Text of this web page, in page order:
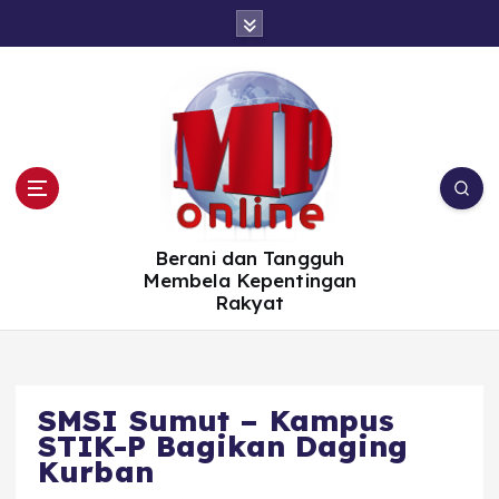
Berani dan Tangguh
Membela Kepentingan
Rakyat
SMSI Sumut – Kampus
STIK-P Bagikan Daging
Kurban